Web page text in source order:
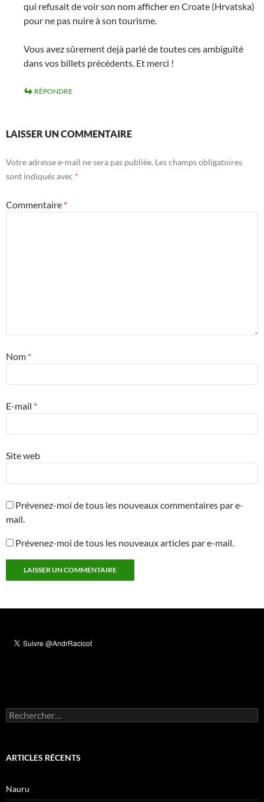
qui refusait de voir son nom afficher en Croate (Hrvatska)
pour ne pas nuire à son tourisme.
Vous avez sûrement dejà parlé de toutes ces ambiguïté
dans vos billets précédents. Et merci !
RÉPONDRE
LAISSER UN COMMENTAIRE
Votre adresse e-mail ne sera pas publiée. Les champs obligatoires
sont indiqués avec *
Commentaire *
Nom *
E-mail *
Site web
Prévenez-moi de tous les nouveaux commentaires par e-
mail.
Prévenez-moi de tous les nouveaux articles par e-mail.
Rechercher :
ARTICLES RÉCENTS
Nauru